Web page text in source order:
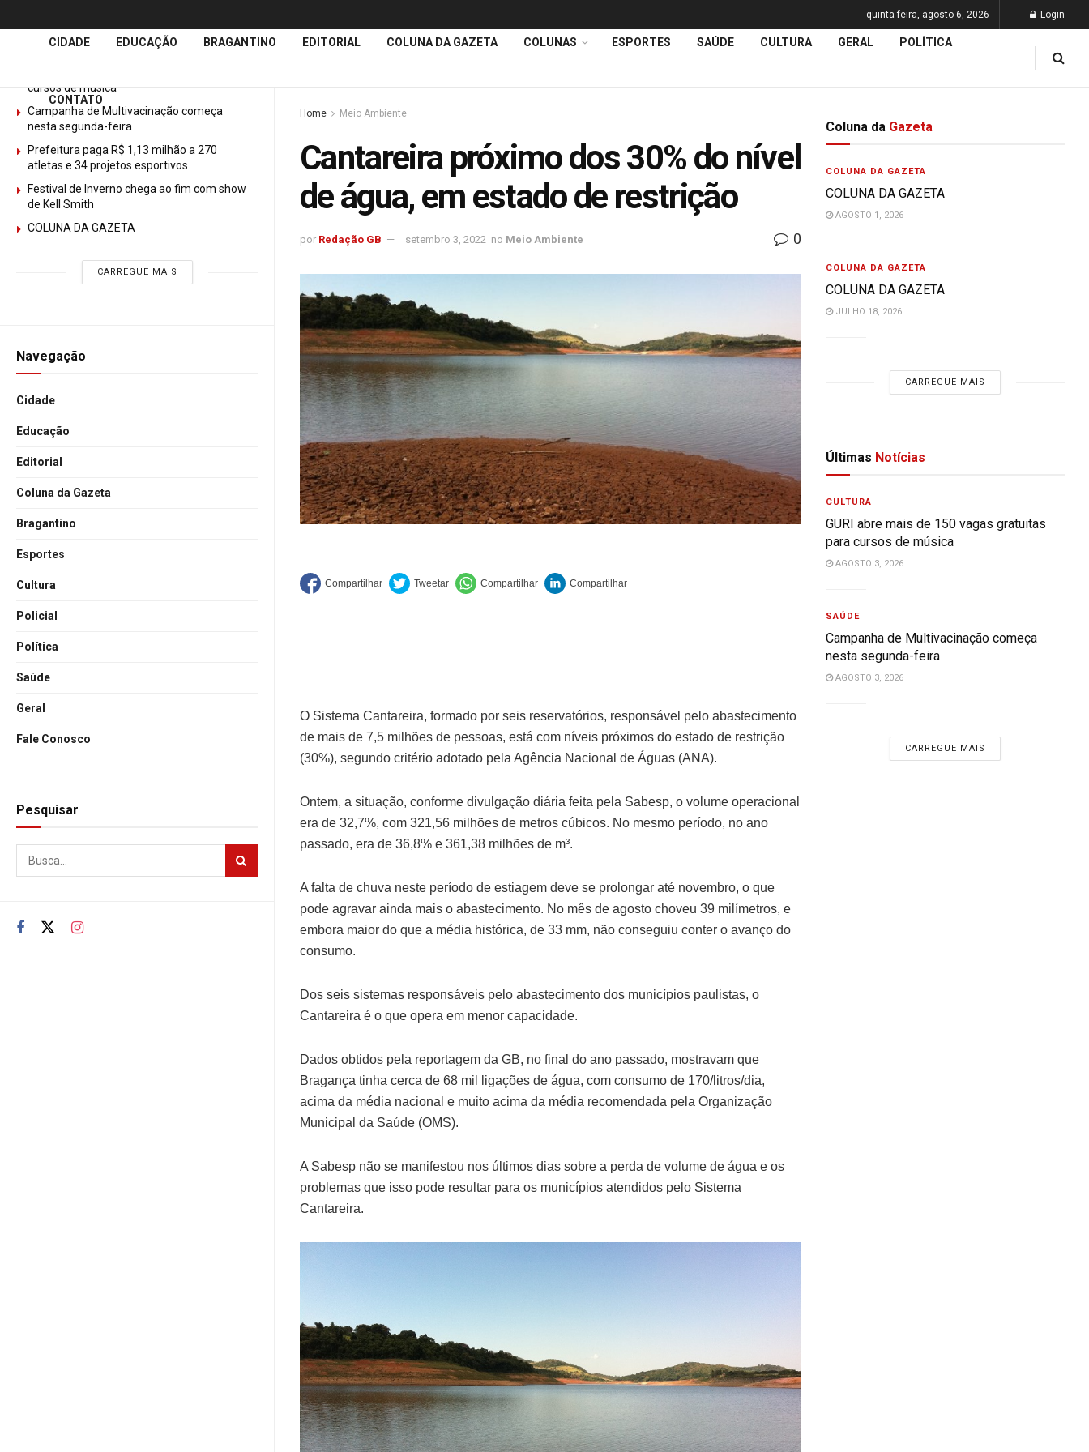
ÚltimasNotícias
cursos de música
Campanha de Multivacinação começa
nesta segunda-feira
Prefeitura paga R$ 1,13 milhão a 270
atletas e 34 projetos esportivos
Festival de Inverno chega ao fim com show
de Kell Smith
COLUNA DA GAZETA
CARREGUE MAIS
Navegação
Cidade
Educação
Editorial
Coluna da Gazeta
Bragantino
Esportes
Cultura
Policial
Política
Saúde
Geral
Fale Conosco
Pesquisar
quinta-feira, agosto 6, 2026 Login
CIDADE EDUCAÇÃO BRAGANTINO EDITORIAL COLUNA DA GAZETA COLUNAS ESPORTES SAÚDE CULTURA GERAL POLÍTICA
CONTATO
Home Meio Ambiente
Cantareira próximo dos 30% do nível
de água, em estado de restrição
por Redação GB setembro 3, 2022 no Meio Ambiente 0
O Sistema Cantareira, formado por seis reservatórios, responsável pelo abastecimento
de mais de 7,5 milhões de pessoas, está com níveis próximos do estado de restrição
(30%), segundo critério adotado pela Agência Nacional de Águas (ANA).
Ontem, a situação, conforme divulgação diária feita pela Sabesp, o volume operacional
era de 32,7%, com 321,56 milhões de metros cúbicos. No mesmo período, no ano
passado, era de 36,8% e 361,38 milhões de m³.
A falta de chuva neste período de estiagem deve se prolongar até novembro, o que
pode agravar ainda mais o abastecimento. No mês de agosto choveu 39 milímetros, e
embora maior do que a média histórica, de 33 mm, não conseguiu conter o avanço do
consumo.
Dos seis sistemas responsáveis pelo abastecimento dos municípios paulistas, o
Cantareira é o que opera em menor capacidade.
Dados obtidos pela reportagem da GB, no final do ano passado, mostravam que
Bragança tinha cerca de 68 mil ligações de água, com consumo de 170/litros/dia,
acima da média nacional e muito acima da média recomendada pela Organização
Municipal da Saúde (OMS).
A Sabesp não se manifestou nos últimos dias sobre a perda de volume de água e os
problemas que isso pode resultar para os municípios atendidos pelo Sistema
Cantareira.
Coluna da Gazeta
COLUNA DA GAZETA
COLUNA DA GAZETA
AGOSTO 1, 2026
COLUNA DA GAZETA
COLUNA DA GAZETA
JULHO 18, 2026
CARREGUE MAIS
Últimas Notícias
CULTURA
GURI abre mais de 150 vagas gratuitas
para cursos de música
AGOSTO 3, 2026
SAÚDE
Campanha de Multivacinação começa
nesta segunda-feira
AGOSTO 3, 2026
CARREGUE MAIS